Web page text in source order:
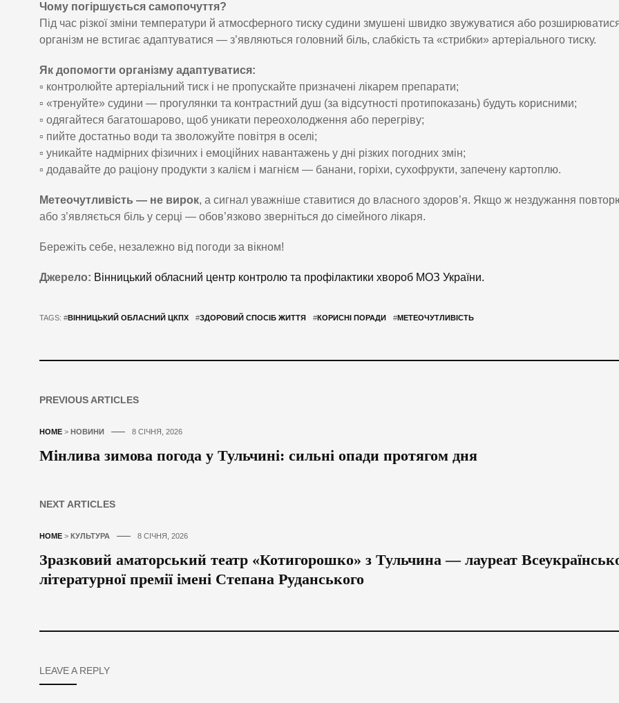
Чому погіршується самопочуття?
Під час різкої зміни температури й атмосферного тиску судини змушені швидко звужуватися або
організм не встигає адаптуватися — з’являються головний біль, слабкість та «стрибки» артеріального тиску.
Як допомогти організму адаптуватися:
▫️ контролюйте артеріальний тиск і не пропускайте призначені лікарем препарати;
▫️ «тренуйте» судини — прогулянки та контрастний душ (за відсутності протипоказань) будуть корисними;
▫️ одягайтеся багатошарово, щоб уникати переохолодження або перегріву;
▫️ пийте достатньо води та зволожуйте повітря в оселі;
▫️ уникайте надмірних фізичних і емоційних навантажень у дні різких погодних змін;
▫️ додавайте до раціону продукти з калієм і магнієм — банани, горіхи, сухофрукти, запечену картоплю.
Метеочутливість — не вирок, а сигнал уважніше ставитися до власного здоров’я. Якщо ж нездужання
або з’являється біль у серці — обов’язково зверніться до сімейного лікаря.
Бережіть себе, незалежно від погоди за вікном!
Джерело: Вінницький обласний центр контролю та профілактики хвороб МОЗ України.
TAGS: #ВІННИЦЬКИЙ ОБЛАСНИЙ ЦКПХ #ЗДОРОВИЙ СПОСІБ ЖИТТЯ #КОРИСНІ ПОРАДИ #МЕТЕОЧУТЛИВІСТЬ
PREVIOUS ARTICLES
HOME > НОВИНИ 8 СІЧНЯ, 2026
Мінлива зимова погода у Тульчині: сильні опади протягом дня
NEXT ARTICLES
HOME > КУЛЬТУРА 8 СІЧНЯ, 2026
Зразковий аматорський театр «Котигорошко» з Тульчина — лауреат
літературної премії імені Степана Руданського
LEAVE A REPLY